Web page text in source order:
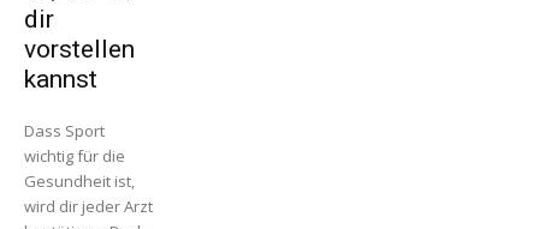
dir
vorstellen
kannst
Dass Sport
wichtig für die
Gesundheit ist,
wird dir jeder Arzt